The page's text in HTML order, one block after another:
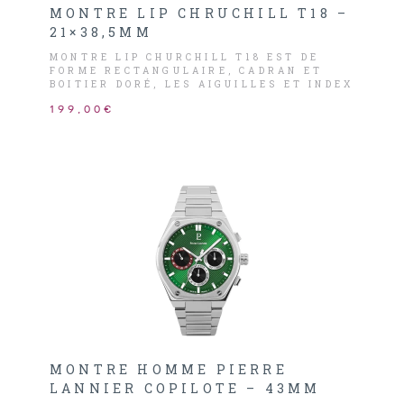
MONTRE LIP CHRUCHILL T18 –
21×38,5MM
MONTRE LIP CHURCHILL T18 EST DE
FORME RECTANGULAIRE, CADRAN ET
BOITIER DORÉ, LES AIGUILLES ET INDEX
199,00€
MONTRE HOMME PIERRE
LANNIER COPILOTE – 43MM